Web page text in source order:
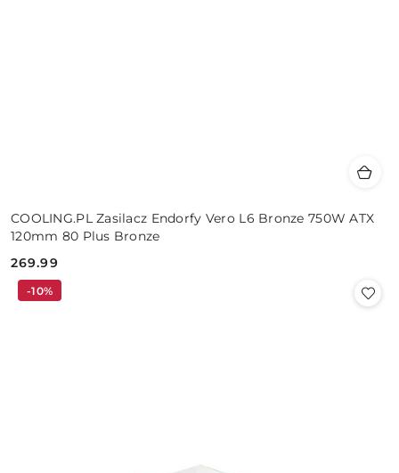
COOLING.PL Zasilacz Endorfy Vero L6 Bronze 750W ATX
120mm 80 Plus Bronze
Cena:
269.99
-10%